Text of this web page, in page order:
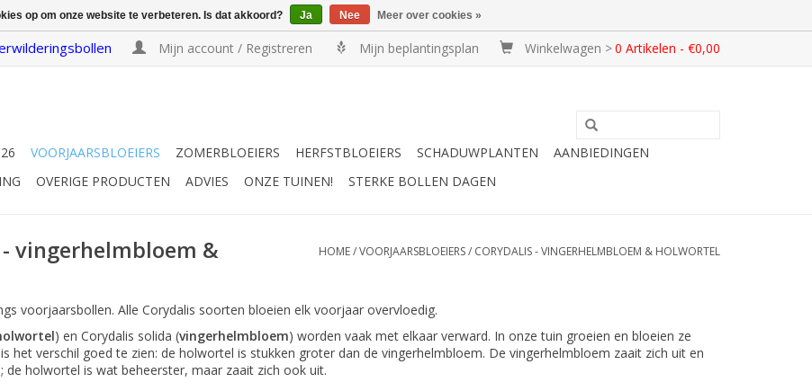
Mijn account / Registreren Mijn beplantingsplan Winkelwagen >0 Artikelen - €0,00
VOORJAARSBLOEIERS ZOMERBLOEIERS HERFSTBLOEIERS SCHADUWPLANTEN
AANBIEDINGEN
OVERIGE PRODUCTEN ADVIES ONZE TUINEN! STERKE BOLLEN DAGEN
- vingerhelmbloem &
HOME/VOORJAARSBLOEIERS/ CORYDALIS - VINGERHELMBLOEM & HOLWORTEL
voorjaarsbollen. Alle Corydalis soorten bloeien elk voorjaar overvloedig.
) en Corydalis solida (vingerhelmbloem) worden vaak met elkaar verward. In onze tuin groeien en bloeien ze
het verschil goed te zien: de holwortel is stukken groter dan de vingerhelmbloem. De vingerhelmbloem zaait zich uit en
de holwortel is wat beheerster, maar zaait zich ook uit.
op om onze website te verbeteren. Is dat akkoord? Ja Nee Meer over cookies »